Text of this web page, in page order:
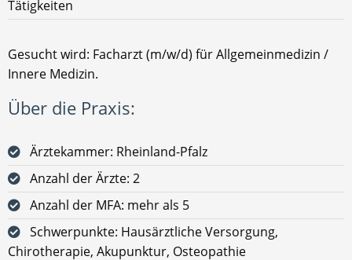
Tätigkeiten
Gesucht wird: Facharzt (m/w/d) für Allgemeinmedizin /
Innere Medizin.
Über die Praxis:
Ärztekammer: Rheinland-Pfalz
Anzahl der Ärzte: 2
Anzahl der MFA: mehr als 5
Schwerpunkte: Hausärztliche Versorgung,
Chirotherapie, Akupunktur, Osteopathie